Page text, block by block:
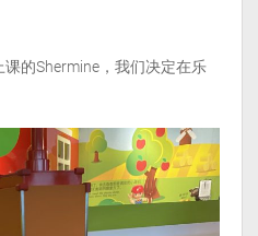
的Shermine，我们决定在乐